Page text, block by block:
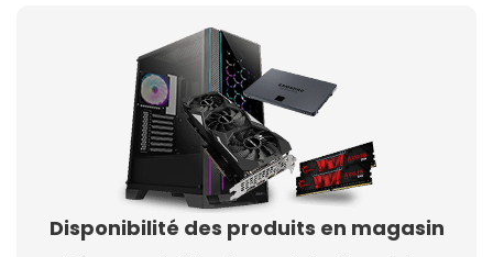
Disponibilité des produits en magasin